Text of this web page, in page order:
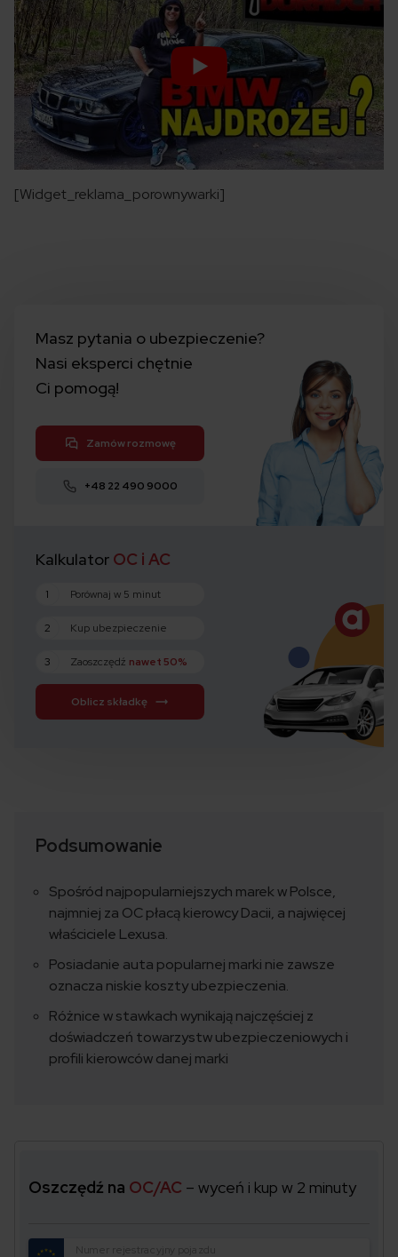
[Widget_reklama_porownywarki]
Masz pytania o ubezpieczenie?
Nasi eksperci chętnie
Ci pomogą!
Zamów rozmowę
+48 22 490 9000
Kalkulator OC i AC
1 Porównaj w 5 minut
2 Kup ubezpieczenie
3 Zaoszczędź nawet 50%
Oblicz składkę
Podsumowanie
Spośród najpopularniejszych marek w Polsce,
najmniej za OC płacą kierowcy Dacii, a najwięcej
właściciele Lexusa.
Posiadanie auta popularnej marki nie zawsze
oznacza niskie koszty ubezpieczenia.
Różnice w stawkach wynikają najczęściej z
doświadczeń towarzystw ubezpieczeniowych i
profili kierowców danej marki
Oszczędź na OC/AC – wyceń i kup w 2 minuty
Numer rejestracyjny pojazdu